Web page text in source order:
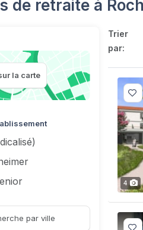
de retraite à
la carte
par ville
Trier
par:
4